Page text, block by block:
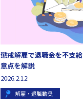
懲戒解雇で退職金を不支
意点を解説
2026.2.12
解雇・退職勧奨